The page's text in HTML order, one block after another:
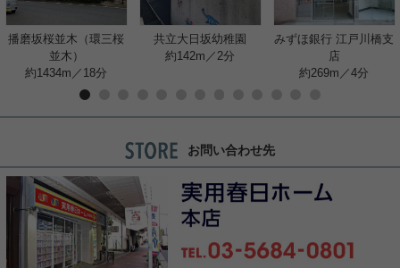
播磨坂桜並木（環三桜
並木）
約1434m／18分
共立大日坂幼稚園
約142m／2分
みずほ銀行 江戸川橋支
店
約269m／4分
お問い合わせ先